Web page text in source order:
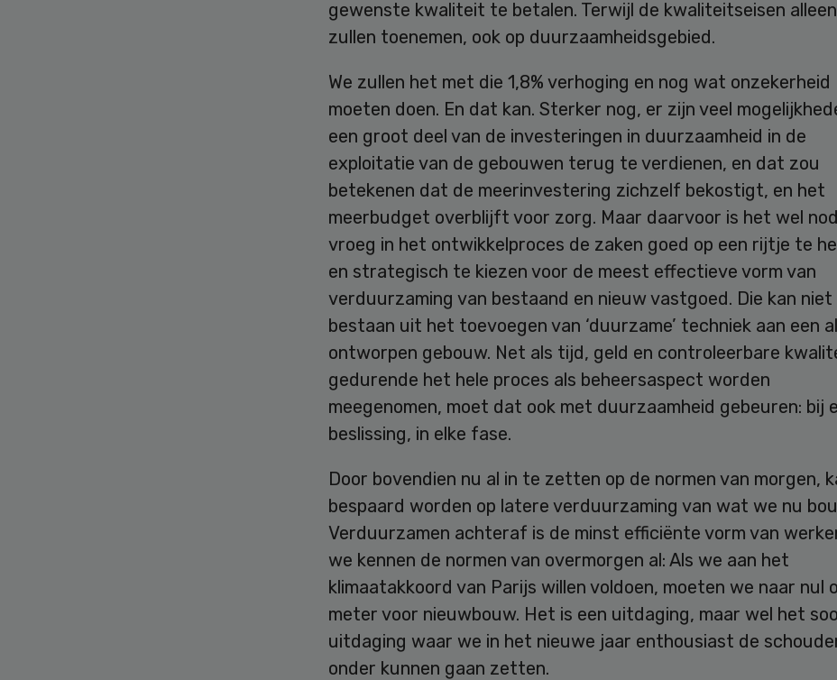
gewenste kwaliteit te betalen. Terwijl de kwaliteitseisen
zullen toenemen, ook op duurzaamheidsgebied.
We zullen het met die 1,8% verhoging en nog wat onzekerheid
moeten doen. En dat kan. Sterker nog, er zijn veel
een groot deel van de investeringen in duurzaamheid in de
exploitatie van de gebouwen terug te verdienen, en dat zou
betekenen dat de meerinvestering zichzelf bekostigt, en het
meerbudget overblijft voor zorg. Maar daarvoor is het wel
vroeg in het ontwikkelproces de zaken goed op een rijtje te
en strategisch te kiezen voor de meest effectieve vorm van
verduurzaming van bestaand en nieuw vastgoed. Die kan niet
bestaan uit het toevoegen van ‘duurzame’ techniek aan een al
ontworpen gebouw. Net als tijd, geld en controleerbare
gedurende het hele proces als beheersaspect worden
meegenomen, moet dat ook met duurzaamheid gebeuren: bij
beslissing, in elke fase.
Door bovendien nu al in te zetten op de normen van morgen,
bespaard worden op latere verduurzaming van wat we nu
Verduurzamen achteraf is de minst efficiënte vorm van
we kennen de normen van overmorgen al: Als we aan het
klimaatakkoord van Parijs willen voldoen, moeten we naar nul
meter voor nieuwbouw. Het is een uitdaging, maar wel het
uitdaging waar we in het nieuwe jaar enthousiast de
onder kunnen gaan zetten.